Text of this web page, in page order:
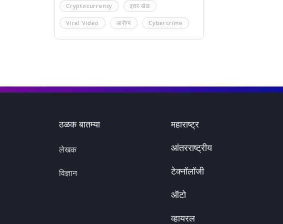
Cryptocurrency इतर खेळ
Viral Video आरोग्य Cybercrime
ठळक बातम्या
लेखक
विज्ञान
महाराष्ट्र
आंतरराष्ट्रीय
टेक्नॉलॉजी
ऑटो
व्हायरल